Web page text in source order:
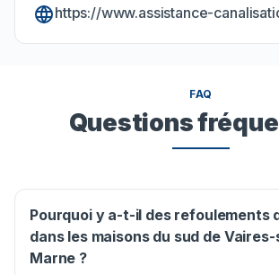
https://www.assistance-
FAQ
Questions
Pourquoi y a-t-il des refoulements
dans les maisons du sud de
Marne ?